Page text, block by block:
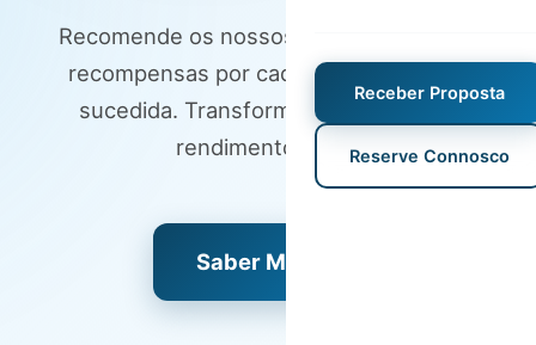
Receber Proposta
Reserve Connosco
Recomende os nossos serviços e ganhe
recompensas por cada indicação bem-
sucedida. Transforme a sua rede em
rendimento extra.
Saber Mais